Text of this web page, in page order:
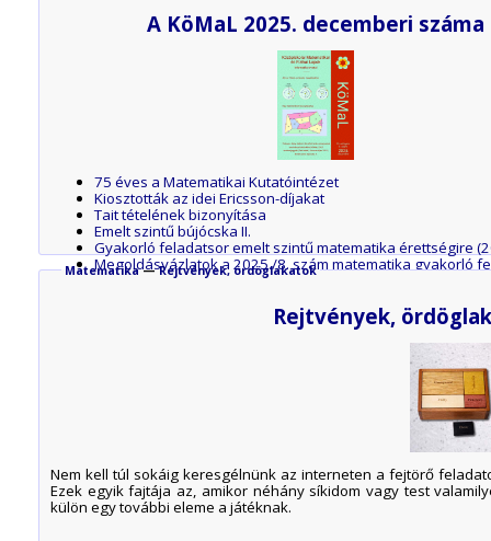
A P. 5706. fizika feladat megoldása
A G. 915. fizika gyakorlat megoldása
Az M. 447. mérési feladat megoldása
Felhívás a Forráspont Fizikatáborra
A C. 1889. matematika gyakorlat megoldása
Ló és lovasa, avagy a
Ha ez a háromszög beszélni tudna, mit
Kiss György, ELTE Geometriai Tanszék:
A KöMaL 2025. decemberi száma
75 éves a Matematikai Kutatóintézet
Kiosztották az idei Ericsson-díjakat
Tait tételének bizonyítása
Emelt szintű bújócska II.
Gyakorló feladatsor emelt szintű matematika érettségire
Megoldásvázlatok a 2025./8. szám matematika gyakorló
Matematika—Rejtvények, ördöglakatok
Rejtvények,
Nem kell túl sokáig keresgélnünk az interneten a fejtörő
Ezek egyik fajtája az, amikor néhány síkidom vagy test
külön egy további eleme a játéknak.